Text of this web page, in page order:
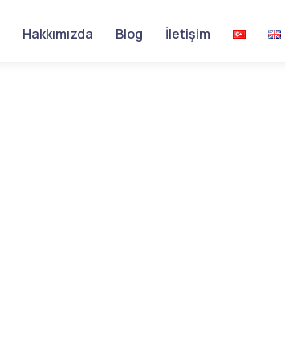
Hakkımızda Blog İletişim